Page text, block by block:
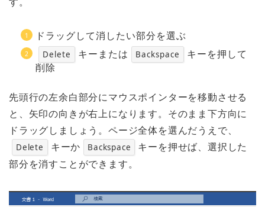
ドラッグして消したい部分を選ぶ
Delete キーまたは Backspace
キーを押して
削除
先頭行の左余白部分にマウスポインターを移動させる
と、矢印の向きが右上になります。そのまま下方向に
ドラッグしましょう。ページ全体を選んだうえで、
Delete キーか Backspace
キーを押せば、選択した
部分を消すことができます。